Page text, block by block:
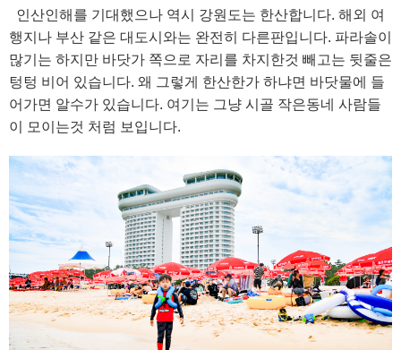
인산인해를 기대했으나 역시 강원도는 한산합니다. 해외 여
행지나 부산 같은 대도시와는 완전히 다른판입니다. 파라솔이
많기는 하지만 바닷가 쪽으로 자리를 차지한것 빼고는 뒷줄은
텅텅 비어 있습니다. 왜 그렇게 한산한가 하냐면 바닷물에 들
어가면 알수가 있습니다. 여기는 그냥 시골 작은동네 사람들
이 모이는것 처럼 보입니다.